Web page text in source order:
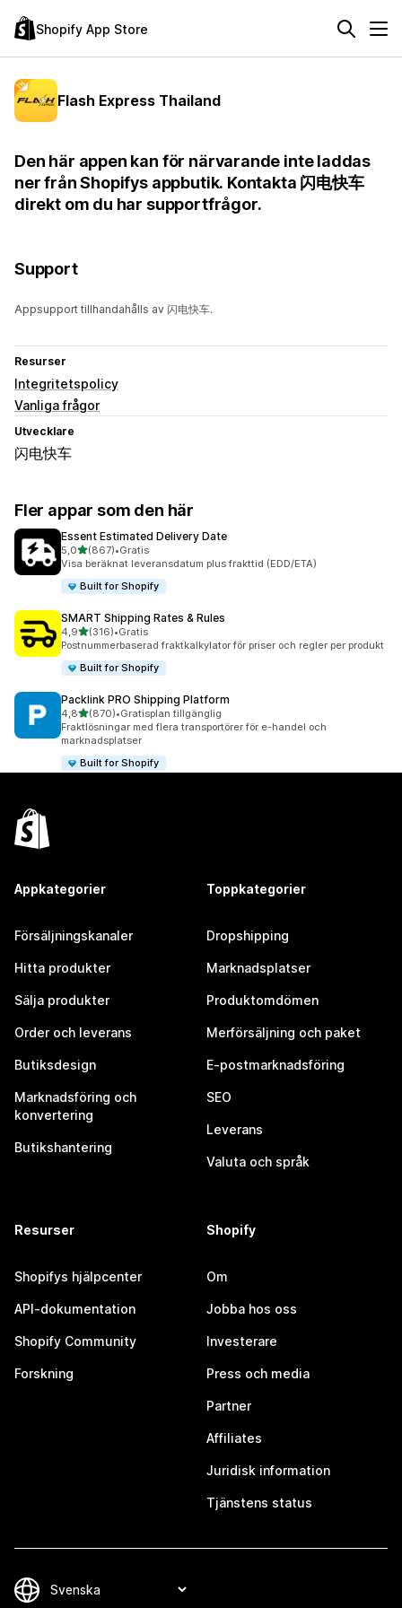
Shopify App Store
Flash Express Thailand
Den här appen kan för närvarande inte laddas
ner från Shopifys appbutik. Kontakta 闪电快车
direkt om du har supportfrågor.
Support
Appsupport tillhandahålls av 闪电快车.
Resurser
Integritetspolicy
Vanliga frågor
Utvecklare
闪电快车
Fler appar som den här
Essent Estimated Delivery Date
5,0av 5 stjärnor
(867)
867 recensioner totalt
•Gratis
Visa beräknat leveransdatum plus frakttid (EDD/ETA)
Built for Shopify
SMART Shipping Rates & Rules
4,9av 5 stjärnor
(316)
316 recensioner totalt
•Gratis
Postnummerbaserad fraktkalkylator för priser och regler per produkt
Built for Shopify
Packlink PRO Shipping Platform
4,8av 5 stjärnor
(870)
870 recensioner totalt
•Gratisplan tillgänglig
Fraktlösningar med flera transportörer för e-handel och
marknadsplatser
Built for Shopify
Appkategorier
Försäljningskanaler
Hitta produkter
Sälja produkter
Order och leverans
Butiksdesign
Marknadsföring och
konvertering
Butikshantering
Toppkategorier
Dropshipping
Marknadsplatser
Produktomdömen
Merförsäljning och paket
E-postmarknadsföring
SEO
Leverans
Valuta och språk
Resurser
Shopifys hjälpcenter
API-dokumentation
Shopify Community
Forskning
Shopify
Om
Jobba hos oss
Investerare
Press och media
Partner
Affiliates
Juridisk information
Tjänstens status